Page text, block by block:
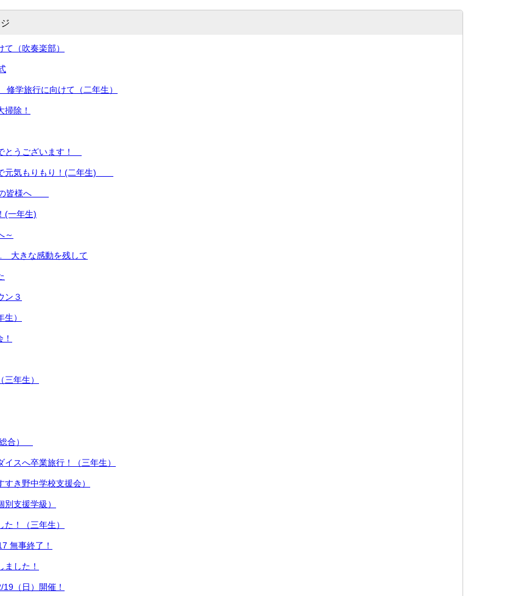
（吹奏楽部）
学旅行に向けて（二年生）
除！
とうございます！
元気もりもり！(二年生)
の皆様へ
(一年生)
～
大きな感動を残して
ン３
）
年生）
合）
スへ卒業旅行！（三年生）
き野中学校支援会）
支援学級）
！（三年生）
無事終了！
ました！
（日）開催！